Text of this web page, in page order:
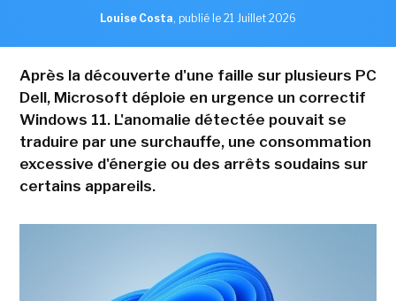
Louise Costa, publié le 21 Juillet 2026
Après la découverte d'une faille sur plusieurs PC
Dell, Microsoft déploie en urgence un correctif
Windows 11. L'anomalie détectée pouvait se
traduire par une surchauffe, une consommation
excessive d'énergie ou des arrêts soudains sur
certains appareils.